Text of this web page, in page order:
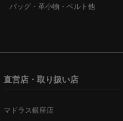
バッグ・革小物・ベルト他
直営店・取り扱い店
マドラス銀座店